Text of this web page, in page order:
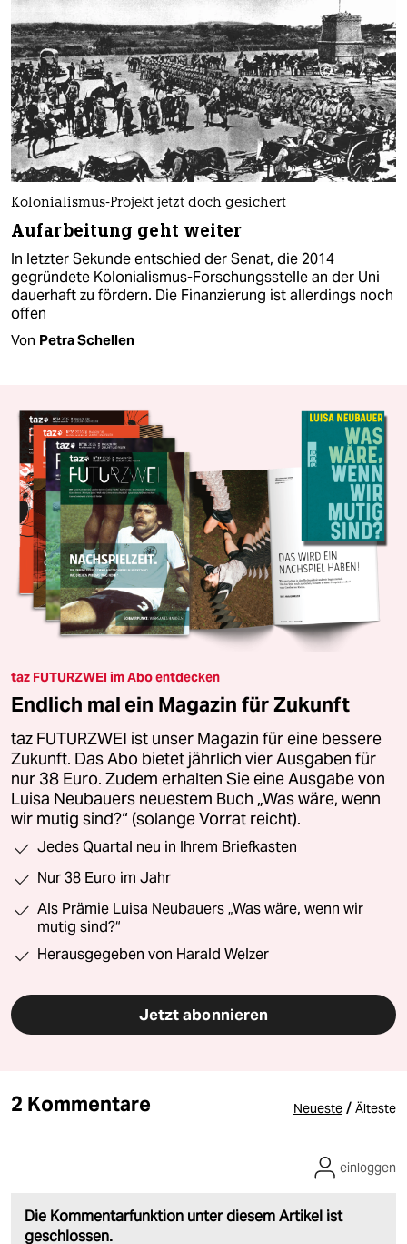
Kolonialismus-Projekt jetzt doch gesichert
Aufarbeitung geht weiter
In letzter Sekunde entschied der Senat, die 2014
gegründete Kolonialismus-Forschungsstelle an der Uni
dauerhaft zu fördern. Die Finanzierung ist allerdings noch
offen
Von Petra Schellen
taz FUTURZWEI im Abo entdecken
Endlich mal ein Magazin für Zukunft
taz FUTURZWEI ist unser Magazin für eine bessere
Zukunft. Das Abo bietet jährlich vier Ausgaben für
nur 38 Euro. Zudem erhalten Sie eine Ausgabe von
Luisa Neubauers neuestem Buch „Was wäre, wenn
wir mutig sind?“ (solange Vorrat reicht).
Jedes Quartal neu in Ihrem Briefkasten
Nur 38 Euro im Jahr
Als Prämie Luisa Neubauers „Was wäre, wenn wir
mutig sind?“
Herausgegeben von Harald Welzer
Jetzt abonnieren
2 Kommentare Neueste / Älteste
Die Kommentarfunktion unter diesem Artikel ist
geschlossen.
einloggen